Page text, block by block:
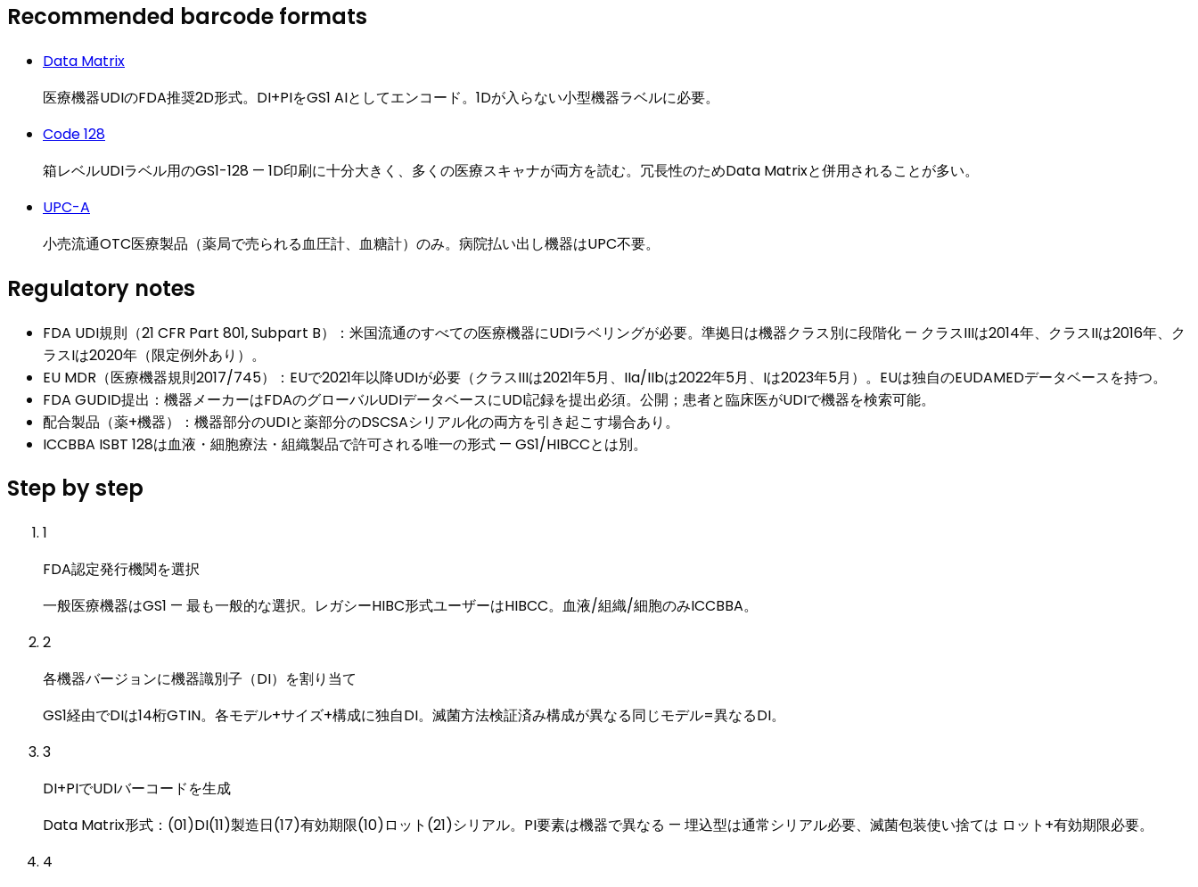
Recommended barcode formats
Data Matrix
医療機器UDIのFDA推奨2D形式。DI+PIをGS1 AIとしてエンコード。1Dが入らない小型機器ラベルに必要。
Code 128
箱レベルUDIラベル用のGS1-128 — 1D印刷に十分大きく、多くの医療スキャナが両方を読む。冗長性のためData Matrixと併用されることが多い。
UPC-A
小売流通OTC医療製品（薬局で売られる血圧計、血糖計）のみ。病院払い出し機器はUPC不要。
Regulatory notes
FDA UDI規則（21 CFR Part 801, Subpart B）：米国流通のすべての医療機器にUDIラベリングが必要。準拠日は機器クラス別に段階化 — クラスIIIは2014年、クラスIIは2016年、ク
ラスIは2020年（限定例外あり）。
EU MDR（医療機器規則2017/745）：EUで2021年以降UDIが必要（クラスIIIは2021年5月、IIa/IIbは2022年5月、Iは2023年5月）。EUは独自のEUDAMEDデータベースを持つ。
FDA GUDID提出：機器メーカーはFDAのグローバルUDIデータベースにUDI記録を提出必須。公開；患者と臨床医がUDIで機器を検索可能。
配合製品（薬+機器）：機器部分のUDIと薬部分のDSCSAシリアル化の両方を引き起こす場合あり。
ICCBBA ISBT 128は血液・細胞療法・組織製品で許可される唯一の形式 — GS1/HIBCCとは別。
Step by step
1
FDA認定発行機関を選択
一般医療機器はGS1 — 最も一般的な選択。レガシーHIBC形式ユーザーはHIBCC。血液/組織/細胞のみICCBBA。
2
各機器バージョンに機器識別子（DI）を割り当て
GS1経由でDIは14桁GTIN。各モデル+サイズ+構成に独自DI。滅菌方法検証済み構成が異なる同じモデル=異なるDI。
3
DI+PIでUDIバーコードを生成
Data Matrix形式：(01)DI(11)製造日(17)有効期限(10)ロット(21)シリアル。PI要素は機器で異なる — 埋込型は通常シリアル必要、滅菌包装使い捨ては ロット+有効期限必要。
4